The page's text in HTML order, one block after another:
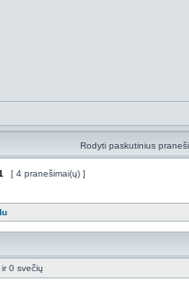
Rodyti paskutinius
[ 4 pranešimai(ų) ]
0 svečių